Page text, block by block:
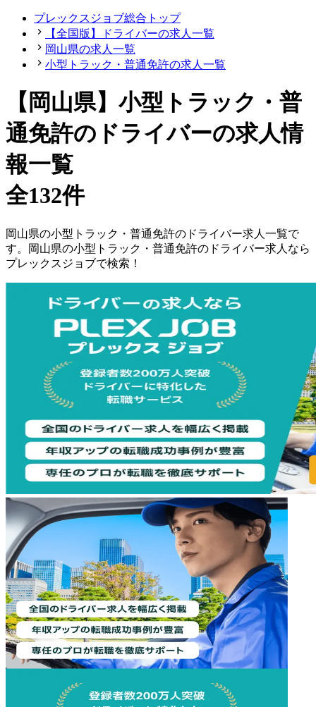
プレックスジョブ総合トップ
【全国版】ドライバーの求人一覧
岡山県の求人一覧
小型トラック・普通免許の求人一覧
【岡山県】小型トラック・普
通免許のドライバーの求人情
報一覧
全132件
岡山県の小型トラック・普通免許の ドライバー求人一覧で
す。
岡山県の小型トラック・普通免許の ドライバー求人なら
プレックスジョブで検索！